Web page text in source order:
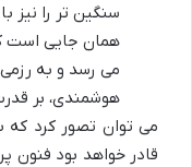
سنگین تر را نیز
همان جایی است
می رسد و به
هوشمندی، بر
می توان تصور کرد که
قادر خواهد بود فنون